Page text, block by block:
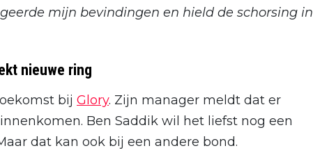
mijn bevindingen en hield de schorsing in
nieuwe ring
bij Glory. Zijn manager meldt dat er
Ben Saddik wil het liefst nog een
dat kan ook bij een andere bond.